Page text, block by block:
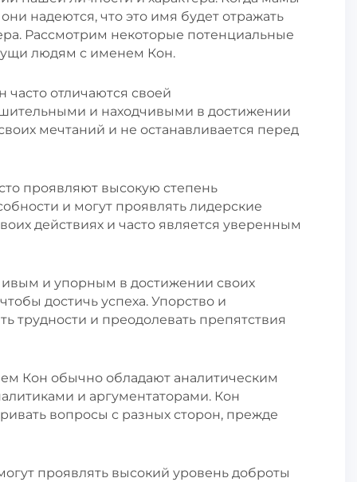
надеются, что это имя будет отражать
Рассмотрим некоторые потенциальные
людям с именем Кон.
отличаются своей
и находчивыми в достижении
мечтаний и не останавливается перед
проявляют высокую степень
и могут проявлять лидерские
действиях и часто является уверенным
и упорным в достижении своих
достичь успеха. Упорство и
трудности и преодолевать препятствия
Кон обычно обладают аналитическим
и аргументаторами. Кон
вопросы с разных сторон, прежде
проявлять высокий уровень доброты